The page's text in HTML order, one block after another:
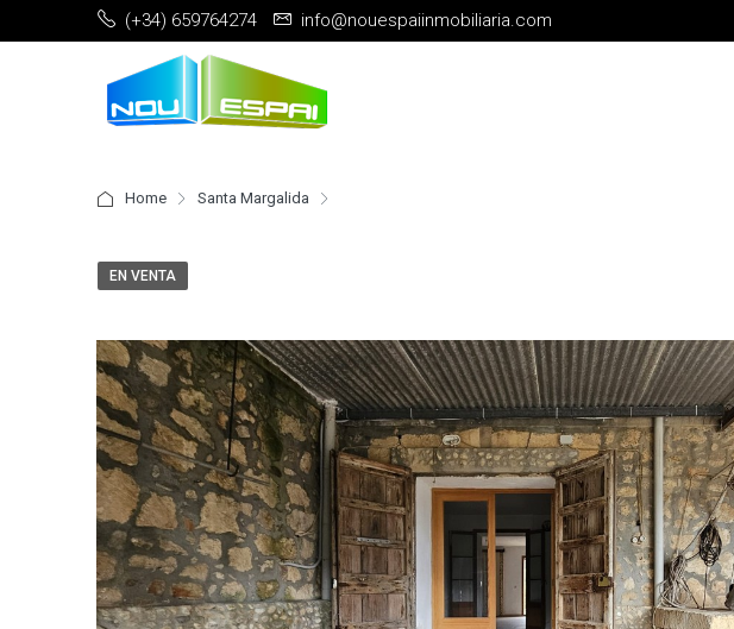
(+34) 659764274 info@nouespaiinmobiliaria.com
Home Santa Margalida
EN VENTA